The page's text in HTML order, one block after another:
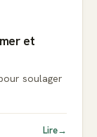
et
soulager
Lire→